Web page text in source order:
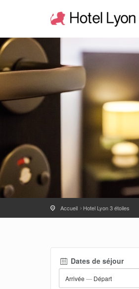
Accueil Hotel Lyon 3 étoiles
Dates de séjour
Arrivée — Départ